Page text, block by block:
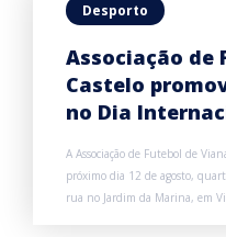
Desporto
Associação de
Castelo
no Dia
A Associação de Futebol de
próximo dia 12 de agosto,
rua no Jardim da Marina, em